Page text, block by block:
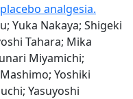
analgesia.
Yuka Nakaya; Shigeki
Tahara; Mika
Miyamichi;
Yoshiki
Yasuyoshi